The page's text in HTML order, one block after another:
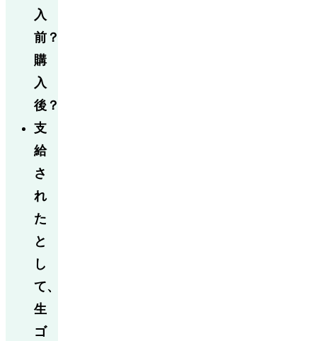
入
前？
購
入
後？
支
給
さ
れ
た
と
し
て、
生
ゴ